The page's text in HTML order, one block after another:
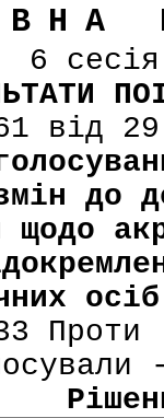
6
від
до
щодо
Проти